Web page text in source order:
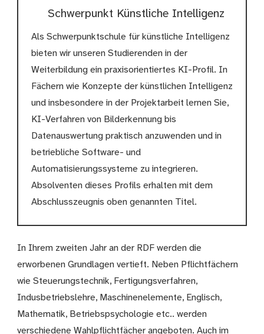
Schwerpunkt Künstliche Intelligenz
Als Schwerpunktschule für künstliche Intelligenz
bieten wir unseren Studierenden in der
Weiterbildung ein praxisorientiertes KI-Profil. In
Fächern wie Konzepte der künstlichen Intelligenz
und insbesondere in der Projektarbeit lernen Sie,
KI-Verfahren von Bilderkennung bis
Datenauswertung praktisch anzuwenden und in
betriebliche Software- und
Automatisierungssysteme zu integrieren.
Absolventen dieses Profils erhalten mit dem
Abschlusszeugnis oben genannten Titel.
In Ihrem zweiten Jahr an der RDF werden die
erworbenen Grundlagen vertieft. Neben Pflichtfächern
wie Steuerungstechnik, Fertigungsverfahren,
Indusbetriebslehre, Maschinenelemente, Englisch,
Mathematik, Betriebspsychologie etc.. werden
verschiedene Wahlpflichtfächer angeboten. Auch im